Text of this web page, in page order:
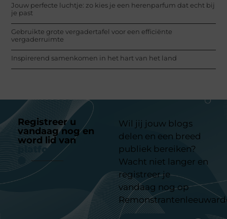
Jouw perfecte luchtje: zo kies je een herenparfum dat echt bij
je past
Gebruikte grote vergadertafel voor een efficiënte
vergaderruimte
Inspirerend samenkomen in het hart van het land
Registreer u
vandaag nog en
word lid van
platform
Wil jij jouw blogs
delen en een breed
publiek bereiken?
Wacht niet langer en
registreer je
vandaag nog op